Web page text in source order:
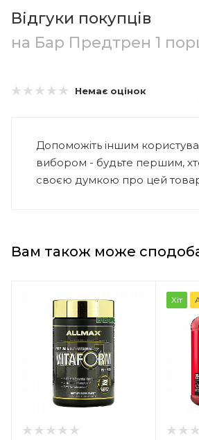
Відгуки покупців
на Бар Предтрен 1
Немає оцінок
Допоможіть іншим
вибором - будьте першим,
своєю думкою про цей
Вам також може
Хіт